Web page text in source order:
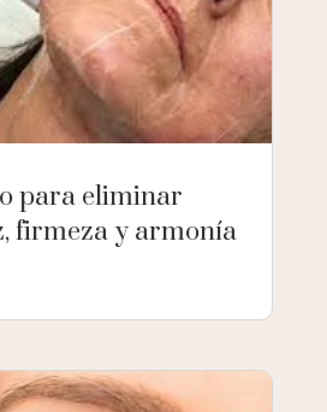
para eliminar
firmeza y armonía